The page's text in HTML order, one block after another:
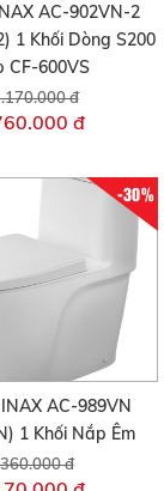
AC-902VN-2
1 Khối Dòng S200
CF-600VS
đ
đ
-30%
AC-989VN
1 Khối Nắp Êm
đ